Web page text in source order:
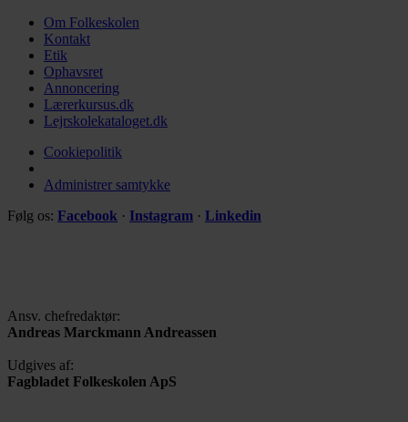
Om Folkeskolen
Kontakt
Etik
Ophavsret
Annoncering
Lærerkursus.dk
Lejrskolekataloget.dk
Cookiepolitik
Administrer samtykke
Følg os: Facebook · Instagram · Linkedin
Ansv. chefredaktør:
Andreas Marckmann Andreassen
Udgives af:
Fagbladet Folkeskolen ApS